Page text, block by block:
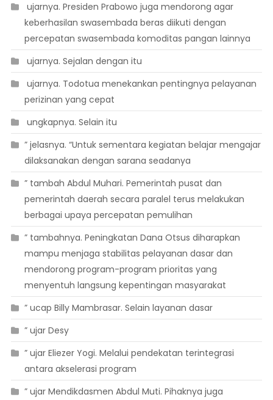
 ujarnya. Presiden Prabowo juga mendorong agar
keberhasilan swasembada beras diikuti dengan
percepatan swasembada komoditas pangan lainnya
 ujarnya. Sejalan dengan itu
 ujarnya. Todotua menekankan pentingnya pelayanan
perizinan yang cepat
 ungkapnya. Selain itu
” jelasnya. “Untuk sementara kegiatan belajar mengajar
dilaksanakan dengan sarana seadanya
” tambah Abdul Muhari. Pemerintah pusat dan
pemerintah daerah secara paralel terus melakukan
berbagai upaya percepatan pemulihan
” tambahnya. Peningkatan Dana Otsus diharapkan
mampu menjaga stabilitas pelayanan dasar dan
mendorong program-program prioritas yang
menyentuh langsung kepentingan masyarakat
” ucap Billy Mambrasar. Selain layanan dasar
” ujar Desy
” ujar Eliezer Yogi. Melalui pendekatan terintegrasi
antara akselerasi program
” ujar Mendikdasmen Abdul Muti. Pihaknya juga